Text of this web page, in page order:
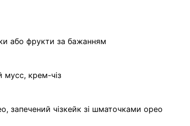
або фрукти за бажанням
мусс, крем-чіз
запечений чізкейк зі шматочками орео